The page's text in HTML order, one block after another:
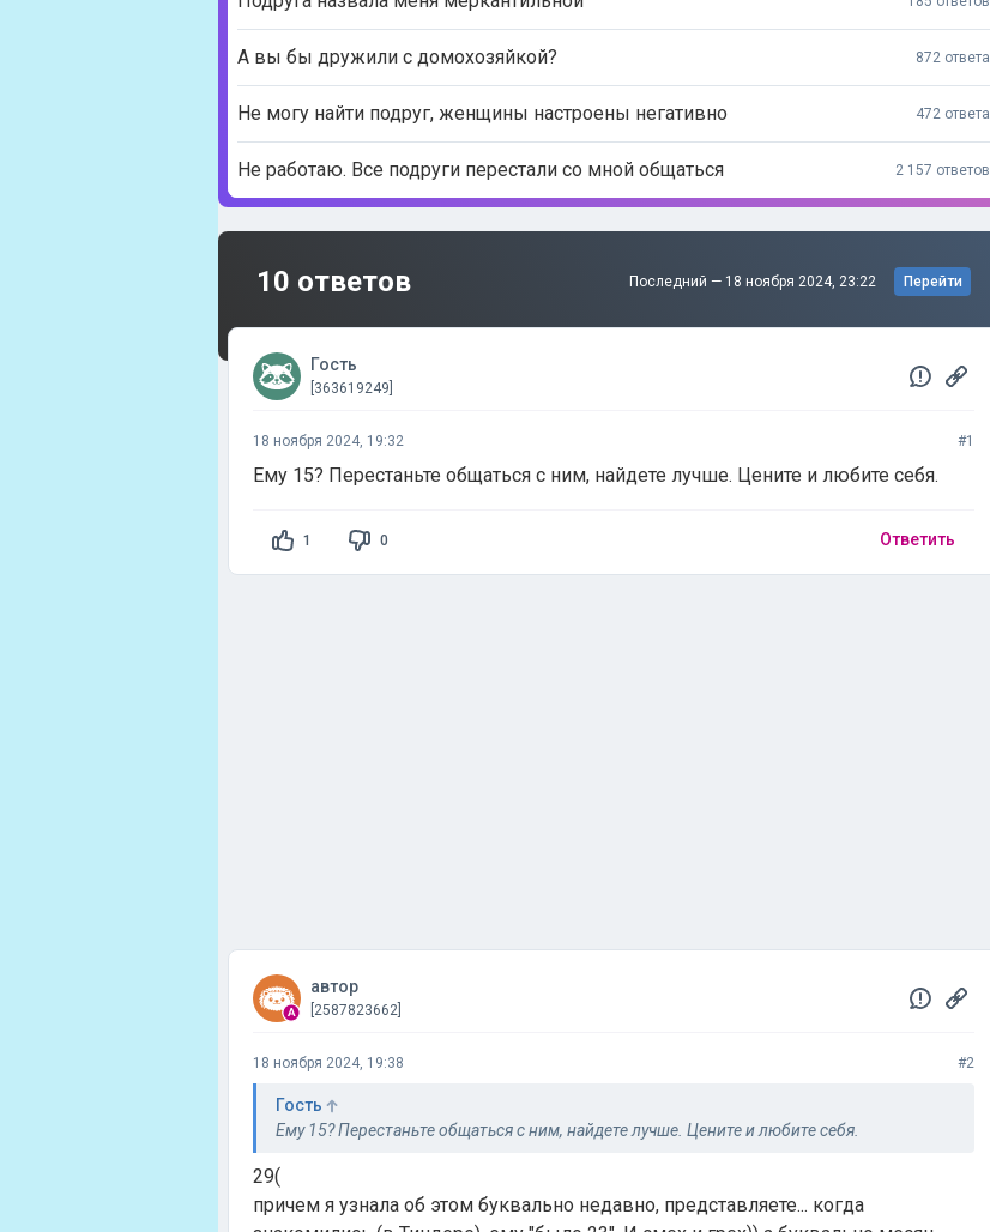
А вы бы дружили с домохозяйкой? 872 ответа
Не могу найти подруг, женщины настроены негативно 472 ответа
Не работаю. Все подруги перестали со мной общаться 2 157 ответов
10 ответов Последний — 18 ноября 2024, 23:22 Перейти
Гость
[363619249]
18 ноября 2024, 19:32 #1
Ему 15? Перестаньте общаться с ним, найдете лучше. Цените и любите себя.
1 0 Ответить
автор
[2587823662]
18 ноября 2024, 19:38 #2
Гость
Ему 15? Перестаньте общаться с ним, найдете лучше. Цените и любите себя.
29(
причем я узнала об этом буквально недавно, представляете... когда